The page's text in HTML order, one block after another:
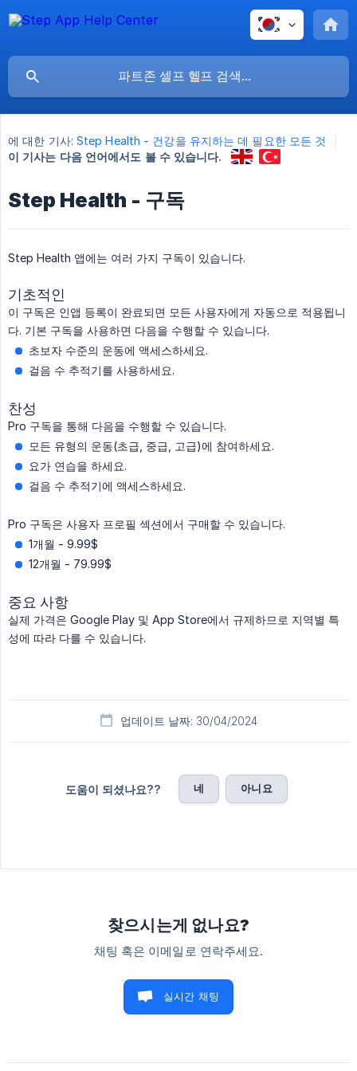
에 대한 기사: Step Health - 건강을 유지하는 데 필요한 모든 것
이 기사는 다음 언어에서도 볼 수 있습니다.
Step Health - 구독
Step Health 앱에는 여러 가지 구독이 있습니다.
기초적인
이 구독은 인앱 등록이 완료되면 모든 사용자에게 자동으로 적용됩니
다. 기본 구독을 사용하면 다음을 수행할 수 있습니다.
초보자 수준의 운동에 액세스하세요.
걸음 수 추적기를 사용하세요.
찬성
Pro 구독을 통해 다음을 수행할 수 있습니다.
모든 유형의 운동(초급, 중급, 고급)에 참여하세요.
요가 연습을 하세요.
걸음 수 추적기에 액세스하세요.
Pro 구독은 사용자 프로필 섹션에서 구매할 수 있습니다.
1개월 - 9.99$
12개월 - 79.99$
중요 사항
실제 가격은 Google Play 및 App Store에서 규제하므로 지역별 특
성에 따라 다를 수 있습니다.
업데이트 날짜: 30/04/2024
도움이 되셨나요?? 네 아니요
찾으시는게 없나요?
채팅 혹은 이메일로 연락주세요.
실시간 채팅